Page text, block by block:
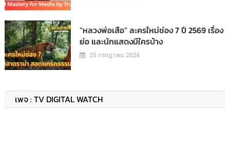
“หลวงพ่อเสือ” ละครใหม่ช่อง 7 ปี 2569 เรื่อง
ย่อ และนักแสดงมีใครบ้าง
25 กรกฎาคม 2026
เพจ : TV DIGITAL WATCH